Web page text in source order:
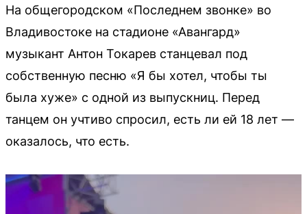
На общегородском «Последнем звонке» во
Владивостоке на стадионе «Авангард»
музыкант Антон Токарев станцевал под
собственную песню «Я бы хотел, чтобы ты
была хуже» с одной из выпускниц. Перед
танцем он учтиво спросил, есть ли ей 18 лет —
оказалось, что есть.